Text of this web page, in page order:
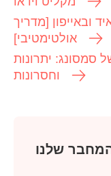
ובאייפון [מדריך
אולטימטיבי]
סמסונג: יתרונות
וחסרונות
שלנו